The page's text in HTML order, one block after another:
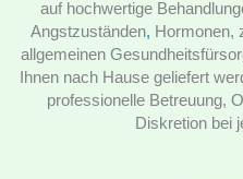
auf hochwertige
Angstzuständen, Hormonen,
allgemeinen
Ihnen nach Hause geliefert
professionelle Betreuung,
Diskretion bei